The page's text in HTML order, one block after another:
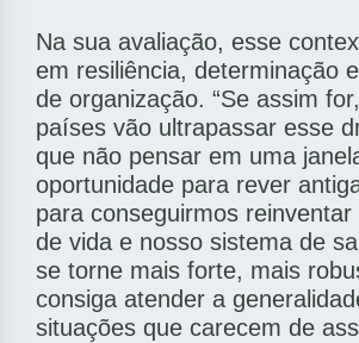
Na sua avaliação, esse
em resiliência, determinação
de organização. “Se assim
países vão ultrapassar esse
que não pensar em uma
oportunidade para rever
para conseguirmos
de vida e nosso sistema de
se torne mais forte, mais
consiga atender a
situações que carecem de